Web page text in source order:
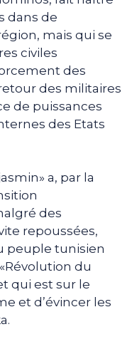
dans de
mais qui se
civiles
des
des militaires
de puissances
des Etats
a, par la
des
repoussées,
peuple tunisien
du
qui est sur le
et d’évincer les